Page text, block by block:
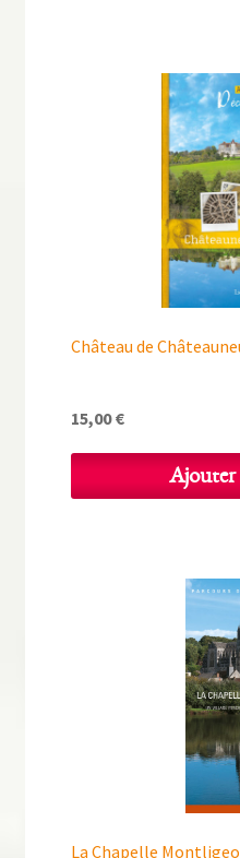
Château de
15,00€
Ajouter
La Chapelle